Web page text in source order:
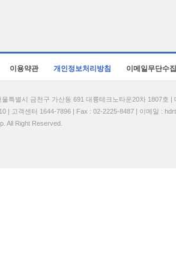
이용약관 개인정보처리방침 이메일무단수
특별시 금천구 가산동 691 대륭테크노타운20차 1807
| 고객센터 1644-7896 | Fax : 02-2225-8487 | 이메일 :
All Right Reserved.